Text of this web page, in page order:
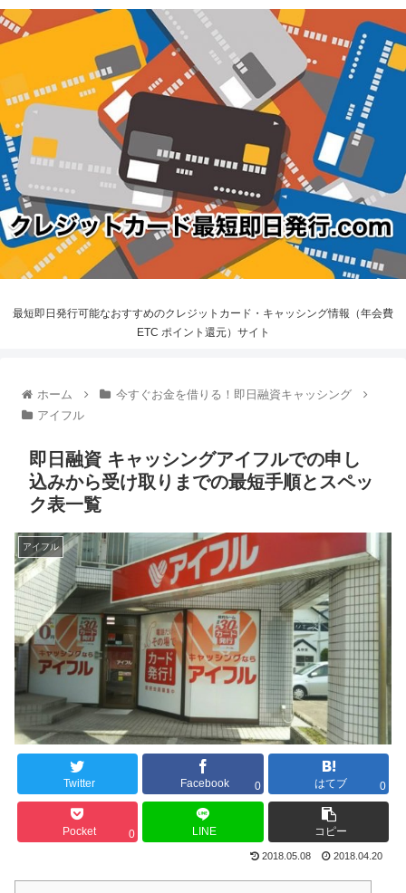
最短即日発行可能なおすすめのクレジットカード・キャッシング情報（年会費
ETC ポイント還元）サイト
ホーム
今すぐお金を借りる！即日融資キャッシング
アイフル
即日融資 キャッシングアイフルでの申し
込みから受け取りまでの最短手順とスペッ
ク表一覧
アイフル
Twitter Facebook 0 はてブ 0
Pocket 0 LINE コピー
2018.05.08 2018.04.20